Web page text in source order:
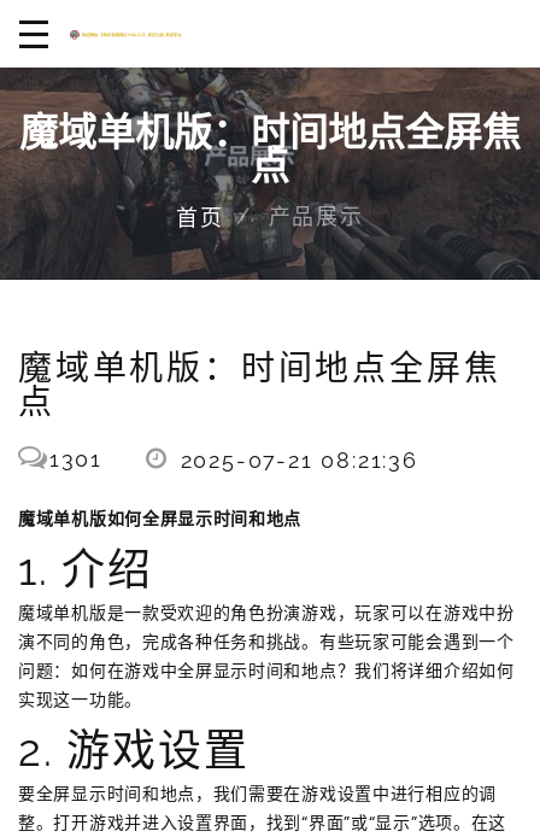
魔域单机版：时间地点全屏焦
点
首页 产品展示
魔域单机版：时间地点全屏焦
点
1301 2025-07-21 08:21:36
魔域单机版如何全屏显示时间和地点
1. 介绍
魔域单机版是一款受欢迎的角色扮演游戏，玩家可以在游戏中扮
演不同的角色，完成各种任务和挑战。有些玩家可能会遇到一个
问题：如何在游戏中全屏显示时间和地点？我们将详细介绍如何
实现这一功能。
2. 游戏设置
要全屏显示时间和地点，我们需要在游戏设置中进行相应的调
整。打开游戏并进入设置界面，找到“界面”或“显示”选项。在这